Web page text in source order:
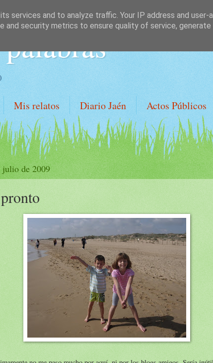
Mis relatos Diario Jaén Actos Públicos
julio de 2009
services and to analyze traffic. Your IP address and user-
and security metrics to ensure quality of service, generate